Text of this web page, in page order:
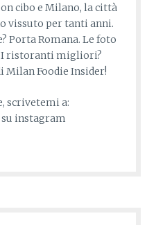
cibo e Milano, la città
vissuto per tanti anni.
Porta Romana. Le foto
I ristoranti migliori?
Milan Foodie Insider!
scrivetemi a:
instagram